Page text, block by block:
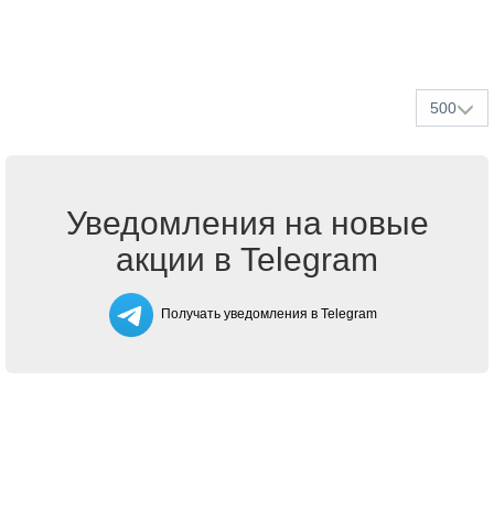
500
Уведомления на новые
акции в Telegram
Получать уведомления в Telegram